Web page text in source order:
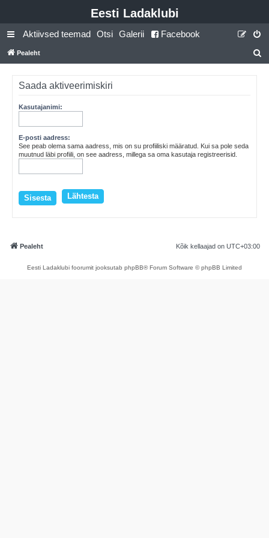
Eesti Ladaklubi
Aktiivsed teemad Otsi Galerii Facebook
Pealeht
t
Saada aktiveerimiskiri
Kasutajanimi:
E-posti aadress:
See peab olema sama aadress, mis on su profiiliski määratud. Kui sa pole seda
muutnud läbi profiili, on see aadress, millega sa oma kasutaja registreerisid.
Pealeht Kõik kellaajad on UTC+03:00
Eesti Ladaklubi foorumit jooksutab phpBB® Forum Software © phpBB Limited